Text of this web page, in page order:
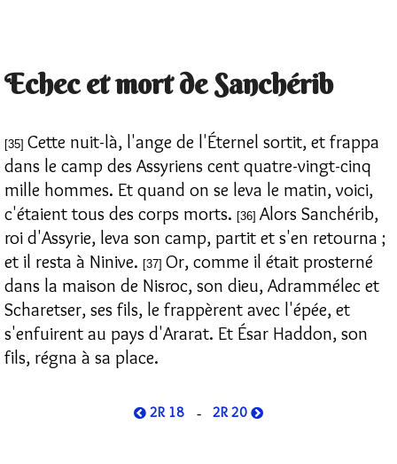
Echec et mort de Sanchérib
[35] Cette nuit-là, l'ange de l'Éternel sortit, et frappa
dans le camp des Assyriens cent quatre-vingt-cinq
mille hommes. Et quand on se leva le matin, voici,
c'étaient tous des corps morts. [36] Alors Sanchérib,
roi d'Assyrie, leva son camp, partit et s'en retourna ;
et il resta à Ninive. [37] Or, comme il était prosterné
dans la maison de Nisroc, son dieu, Adrammélec et
Scharetser, ses fils, le frappèrent avec l'épée, et
s'enfuirent au pays d'Ararat. Et Ésar Haddon, son
fils, régna à sa place.
2R 18 - 2R 20